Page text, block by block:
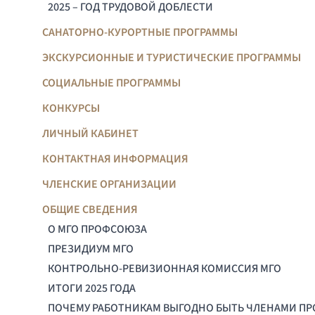
2025 – ГОД ТРУДОВОЙ ДОБЛЕСТИ
САНАТОРНО-КУРОРТНЫЕ ПРОГРАММЫ
ЭКСКУРСИОННЫЕ И ТУРИСТИЧЕСКИЕ ПРОГРАММЫ
СОЦИАЛЬНЫЕ ПРОГРАММЫ
КОНКУРСЫ
ЛИЧНЫЙ КАБИНЕТ
КОНТАКТНАЯ ИНФОРМАЦИЯ
ЧЛЕНСКИЕ ОРГАНИЗАЦИИ
ОБЩИЕ СВЕДЕНИЯ
О МГО ПРОФСОЮЗА
ПРЕЗИДИУМ МГО
КОНТРОЛЬНО-РЕВИЗИОННАЯ КОМИССИЯ МГО
ИТОГИ 2025 ГОДА
ПОЧЕМУ РАБОТНИКАМ ВЫГОДНО БЫТЬ ЧЛЕНАМИ